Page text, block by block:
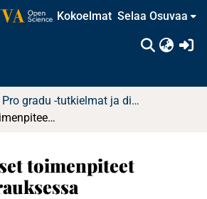
Kokoelmat Selaa Osuvaa
Pro gradu -tutkielmat ja diplomityöt (rajattu saatavuus)
Toiminnalliset toimenpiteet yrityssaneerauksessa
toimenpiteet